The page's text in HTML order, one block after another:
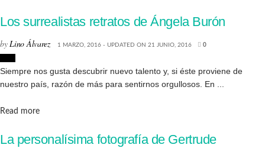
Los surrealistas retratos de Ángela Burón
byLino Álvarez 1 MARZO, 2016 - UPDATED ON 21 JUNIO, 2016 0
Siempre nos gusta descubrir nuevo talento y, si éste proviene de
nuestro país, razón de más para sentirnos orgullosos. En ...
Read moreDetails
La personalísima fotografía de Gertrude